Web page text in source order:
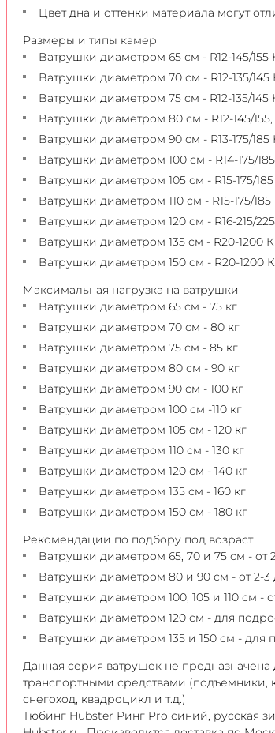
Цвет дна и оттенки материала могут
Размеры и типы камер
Ватрушки диаметром 65 см - R12-145/155
Ватрушки диаметром 70 см - R12-135/145
Ватрушки диаметром 75 см - R12-135/145
Ватрушки диаметром 80 см - R12-145/155,
Ватрушки диаметром 90 см - R13-175/185
Ватрушки диаметром 100 см - R14-175/
Ватрушки диаметром 105 см - R15-175/
Ватрушки диаметром 110 см - R15-175/
Ватрушки диаметром 120 см - R16-215/
Ватрушки диаметром 135 см - R20-1200
Ватрушки диаметром 150 см - R20-1200
Максимальная нагрузка на ватрушки
Ватрушки диаметром 65 см - 75 кг
Ватрушки диаметром 70 см - 80 кг
Ватрушки диаметром 75 см - 85 кг
Ватрушки диаметром 80 см - 90 кг
Ватрушки диаметром 90 см - 100 кг
Ватрушки диаметром 100 см -110 кг
Ватрушки диаметром 105 см - 120 кг
Ватрушки диаметром 110 см - 130 кг
Ватрушки диаметром 120 см - 140 кг
Ватрушки диаметром 135 см - 160 кг
Ватрушки диаметром 150 см - 180 кг
Рекомендации по подбору под возраст
Ватрушки диаметром 65, 70 и 75 см - от
Ватрушки диаметром 80 и 90 см - от 2-3
Ватрушки диаметром 100, 105 и 110 см -
Ватрушки диаметром 120 см - для
Ватрушки диаметром 135 и 150 см - для
Данная серия ватрушек не
транспортными средствами (подъемники,
снегоход, квадроцикл и т.д.)
Тюбинг Hubster Ринг Pro синий, русская